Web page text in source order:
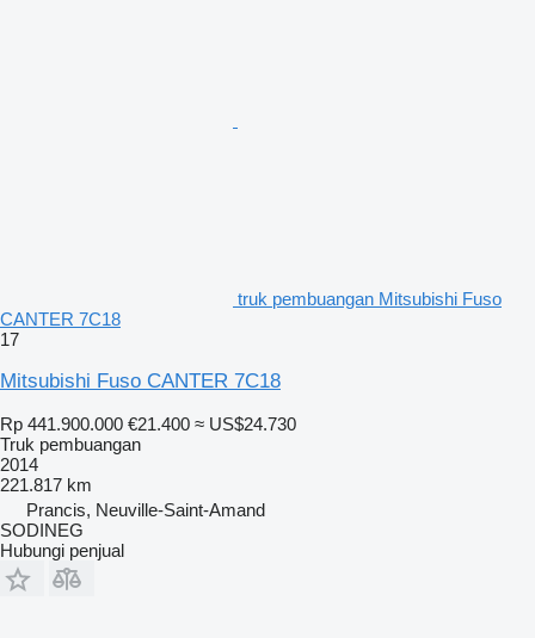
truk pembuangan Mitsubishi Fuso
CANTER 7C18
17
Mitsubishi Fuso CANTER 7C18
Rp 441.900.000 €21.400 ≈ US$24.730
Truk pembuangan
2014
221.817 km
Prancis, Neuville-Saint-Amand
SODINEG
Hubungi penjual